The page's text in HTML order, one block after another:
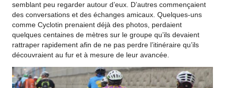
semblant peu regarder autour d’eux. D’autres commençaient
des conversations et des échanges amicaux. Quelques-uns
comme Cyclotin prenaient déjà des photos, perdaient
quelques centaines de mètres sur le groupe qu’ils devaient
rattraper rapidement afin de ne pas perdre l’itinéraire qu’ils
découvraient au fur et à mesure de leur avancée.